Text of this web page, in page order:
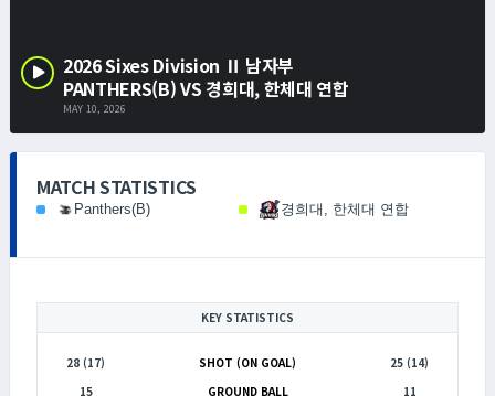
2026 Sixes Division Ⅱ 남자부
PANTHERS(B) VS 경희대, 한체대 연합
MAY 10, 2026
MATCH STATISTICS
Panthers(B) 경희대, 한체대 연합
KEY STATISTICS
28 (17) SHOT (ON GOAL)
25 (14)
15
GROUND BALL
11